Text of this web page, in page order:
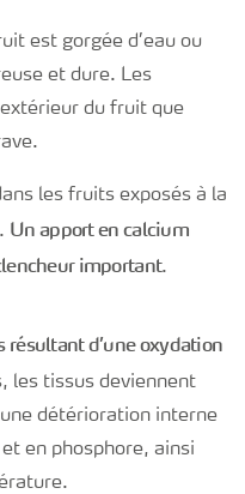
est gorgée d’eau ou
et dure. Les
du fruit que
les fruits exposés à la
Un apport en calcium
important.
d’une oxydation
les tissus deviennent
détérioration interne
en phosphore, ainsi